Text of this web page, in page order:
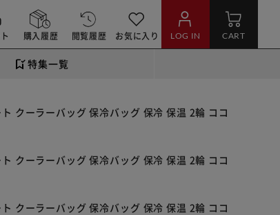
購入履歴 閲覧履歴 お気に入り LOG IN CART
特集一覧
クーラーバッグ 保冷バッグ 保冷 保温 2輪 ココ
クーラーバッグ 保冷バッグ 保冷 保温 2輪 ココ
クーラーバッグ 保冷バッグ 保冷 保温 2輪 ココ